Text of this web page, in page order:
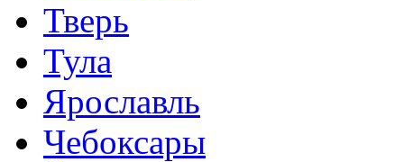
Тверь
Тула
Ярославль
Чебоксары